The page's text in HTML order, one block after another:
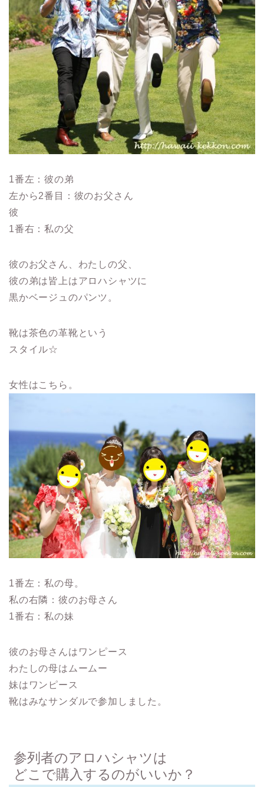
1番左：彼の弟
左から2番目：彼のお父さん
彼
1番右：私の父
彼のお父さん、わたしの父、
彼の弟は皆上はアロハシャツに
黒かベージュのパンツ。
靴は茶色の革靴という
スタイル☆
女性はこちら。
1番左：私の母。
私の右隣：彼のお母さん
1番右：私の妹
彼のお母さんはワンピース
わたしの母はムームー
妹はワンピース
靴はみなサンダルで参加しました。
参列者のアロハシャツは
どこで購入するのがいいか？